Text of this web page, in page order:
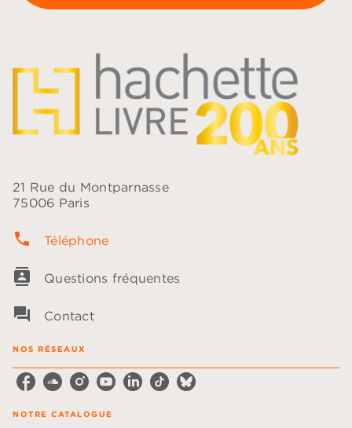
21 Rue du Montparnasse
75006 Paris
phone Téléphone
contacts Questions fréquentes
question_answer Contact
NOS RÉSEAUX
NOTRE CATALOGUE